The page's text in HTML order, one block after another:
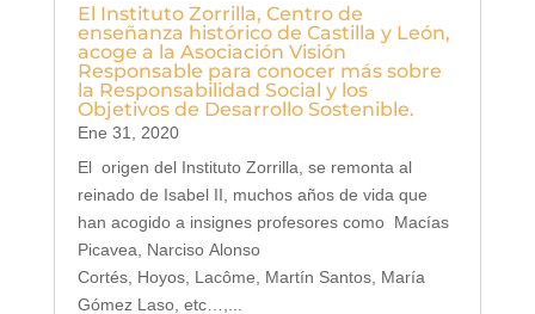
El Instituto Zorrilla, Centro de
enseñanza histórico de Castilla y León,
acoge a la Asociación Visión
Responsable para conocer más sobre
la Responsabilidad Social y los
Objetivos de Desarrollo Sostenible.
Ene 31, 2020
El origen del Instituto Zorrilla, se remonta al
reinado de Isabel II, muchos años de vida que
han acogido a insignes profesores como Macías
Picavea, Narciso Alonso
Cortés, Hoyos, Lacôme, Martín Santos, María
Gómez Laso, etc…,...